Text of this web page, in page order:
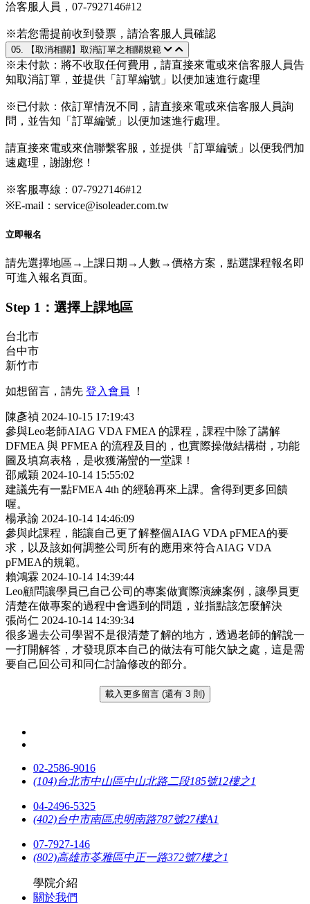
洽客服人員，07-7927146#12
※若您需提前收到發票，請洽客服人員確認
05. 【取消相關】取消訂單之相關規範
※未付款：將不收取任何費用，請直接來電或來信客服人員告
知取消訂單，並提供「訂單編號」以便加速進行處理
※已付款：依訂單情況不同，請直接來電或來信客服人員詢
問，並告知「訂單編號」以便加速進行處理。
請直接來電或來信聯繫客服，並提供「訂單編號」以便我們加
速處理，謝謝您！
※客服專線：07-7927146#12
※E-mail：service@isoleader.com.tw
立即報名
請先選擇地區→上課日期→人數→價格方案，點選課程報名即
可進入報名頁面。
Step 1：選擇上課地區
台北市
台中市
新竹市
如想留言，請先 登入會員 ！
陳彥禎 2024-10-15 17:19:43
參與Leo老師AIAG VDA FMEA 的課程，課程中除了講解
DFMEA 與 PFMEA 的流程及目的，也實際操做結構樹，功能
圖及填寫表格，是收獲滿蠻的一堂課！
邵咸穎 2024-10-14 15:55:02
建議先有一點FMEA 4th 的經驗再來上課。會得到更多回饋
喔。
楊承諭 2024-10-14 14:46:09
參與此課程，能讓自己更了解整個AIAG VDA pFMEA的要
求，以及該如何調整公司所有的應用來符合AIAG VDA
pFMEA的規範。
賴鴻霖 2024-10-14 14:39:44
Leo顧問讓學員已自己公司的專案做實際演練案例，讓學員更
清楚在做專案的過程中會遇到的問題，並指點該怎麼解決
張尚仁 2024-10-14 14:39:34
很多過去公司學習不是很清楚了解的地方，透過老師的解說一
一打開解答，才發現原本自己的做法有可能欠缺之處，這是需
要自己回公司和同仁討論修改的部分。
載入更多留言 (還有 3 則)
02-2586-9016
(104)台北市中山區中山北路二段185號12樓之1
04-2496-5325
(402)台中市南區忠明南路787號27樓A1
07-7927-146
(802)高雄市苓雅區中正一路372號7樓之1
學院介紹
關於我們